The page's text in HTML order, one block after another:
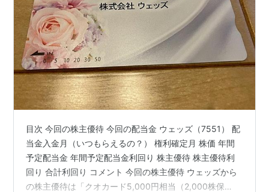
目次 今回の株主優待 今回の配当金 ウェッズ（7551） 配
当金入金月（いつもらえるの？） 権利確定月 株価 年間
予定配当金 年間予定配当金利回り 株主優待 株主優待利
回り 合計利回り コメント 今回の株主優待 ウェッズから
の株主優待は「クオカード5,000円相当（2,000株保